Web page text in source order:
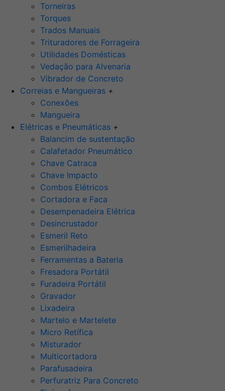
Torneiras
Torques
Trados Manuais
Trituradores de Forrageira
Utilidades Domésticas
Vedação para Alvenaria
Vibrador de Concreto
Correias e Mangueiras +
Conexões
Mangueira
Elétricas e Pneumáticas +
Balancim de sustentação
Calafetador Pneumático
Chave Catraca
Chave Impacto
Combos Elétricos
Cortadora e Faca
Desempenadeira Elétrica
Desincrustador
Esmeril Reto
Esmerilhadeira
Ferramentas a Bateria
Fresadora Portátil
Furadeira Portátil
Gravador
Lixadeira
Martelo e Martelete
Micro Retífica
Misturador
Multicortadora
Parafusadeira
Perfuratriz Para Concreto